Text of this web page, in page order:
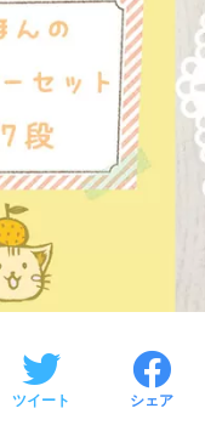
ツイート シェア